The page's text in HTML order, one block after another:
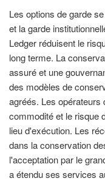
Les options de garde
et la garde
Ledger réduisent le
long terme. La
assuré et une
des modèles de
agréés. Les opérateurs
commodité et le risque
lieu d'exécution. Les
dans la conservation
l'acceptation par le
a étendu ses services